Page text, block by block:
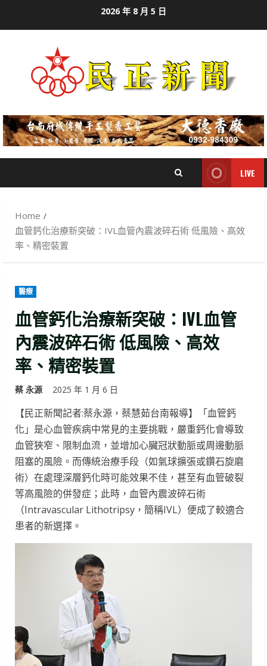
2026 年 8 月 5 日
LIVE
Home
血管鈣化治療新突破：IVL血管內震波碎石術 低風險、高效
率、精密裝置
醫療
血管鈣化治療新突破：IVL血管
內震波碎石術 低風險、高效
率、精密裝置
蔡 永源 2025 年 1 月 6 日
【民正新聞記者:蔡永源，蔡慧茹台南報導】「血管鈣
化」是心血管疾病中常見的主要挑戰，嚴重鈣化會導致
血管狹窄、限制血流，並增加心臟冠狀動脈或周邊動脈
阻塞的風險。而傳統治療手段（如氣球擴張或鑽石旋磨
術）在處理深層鈣化時可能效果不佳，甚至有血管破裂
等高風險的併發症；此時，血管內震波碎石術
（Intravascular Lithotripsy，簡稱IVL）便成了較適合
患者的新選擇。